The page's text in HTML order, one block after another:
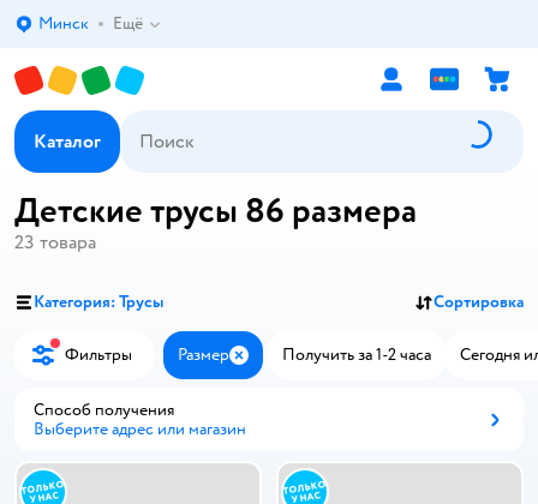
Выбор адреса доставки.
Минск Ещё
Каталог
Детские трусы 86 размера
23 товара
Категория: Трусы Сортировка
Фильтры Размер ЗакрытьПолучить за 1-2 часа Сегодня
Способ получения
Выберите адрес или магазин